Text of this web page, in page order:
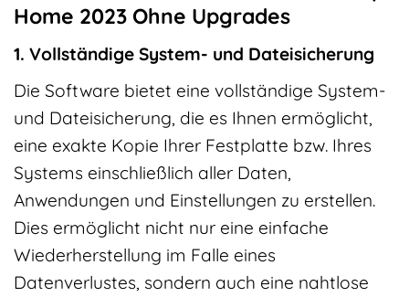
Home 2023 Ohne Upgrades
1. Vollständige System- und Dateisicherung
Die Software bietet eine vollständige System-
und Dateisicherung, die es Ihnen ermöglicht,
eine exakte Kopie Ihrer Festplatte bzw. Ihres
Systems einschließlich aller Daten,
Anwendungen und Einstellungen zu erstellen.
Dies ermöglicht nicht nur eine einfache
Wiederherstellung im Falle eines
Datenverlustes, sondern auch eine nahtlose